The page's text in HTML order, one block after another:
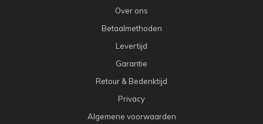
Over ons
Betaalmethoden
Levertijd
Garantie
Retour & Bedenktijd
Privacy
Algemene voorwaarden